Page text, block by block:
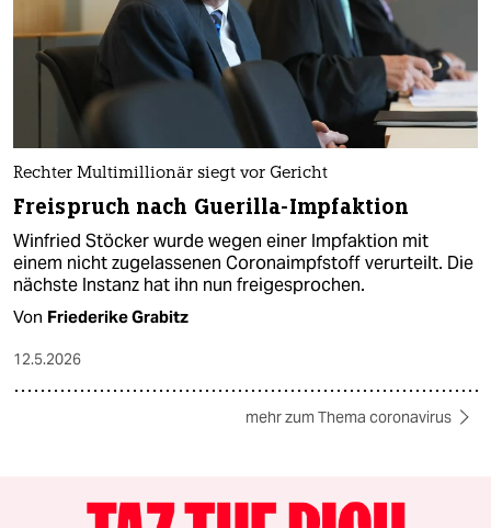
Rechter Multimillionär siegt vor Gericht
Freispruch nach Guerilla-Impfaktion
Winfried Stöcker wurde wegen einer Impfaktion mit
einem nicht zugelassenen Coronaimpfstoff verurteilt. Die
nächste Instanz hat ihn nun freigesprochen.
Von Friederike Grabitz
12.5.2026
mehr zum Thema coronavirus